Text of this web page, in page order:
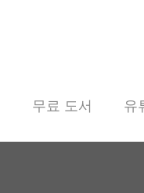
무료 도서 유